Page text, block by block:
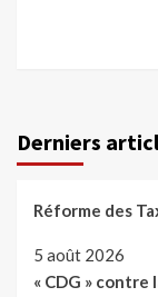
Derniers
Réforme des
5 août 2026
« CDG » contre